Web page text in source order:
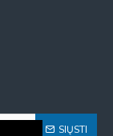
SIŲSTI